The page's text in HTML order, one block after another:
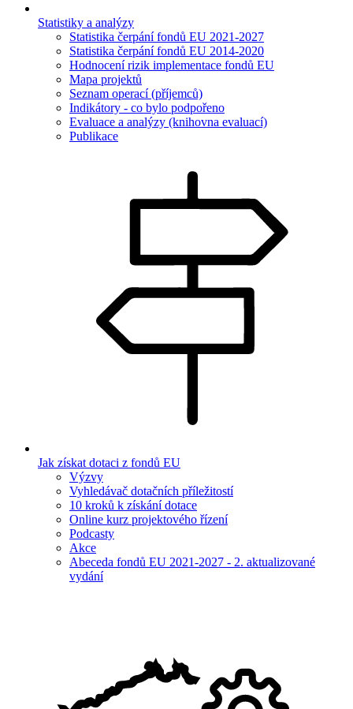
Statistiky a analýzy
Statistika čerpání fondů EU 2021-2027
Statistika čerpání fondů EU 2014-2020
Hodnocení rizik implementace fondů EU
Mapa projektů
Seznam operací (příjemců)
Indikátory - co bylo podpořeno
Evaluace a analýzy (knihovna evaluací)
Publikace
Jak získat dotaci z fondů EU
Výzvy
Vyhledávač dotačních příležitostí
10 kroků k získání dotace
Online kurz projektového řízení
Podcasty
Akce
Abeceda fondů EU 2021-2027 - 2. aktualizované
vydání